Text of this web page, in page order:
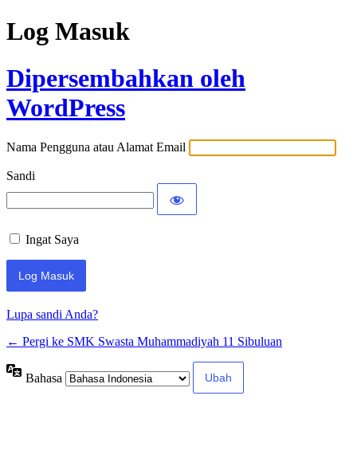
Log Masuk
Dipersembahkan oleh
WordPress
Nama Pengguna atau Alamat Email
Sandi
Ingat Saya
Lupa sandi Anda?
← Pergi ke SMK Swasta Muhammadiyah 11 Sibuluan
Bahasa